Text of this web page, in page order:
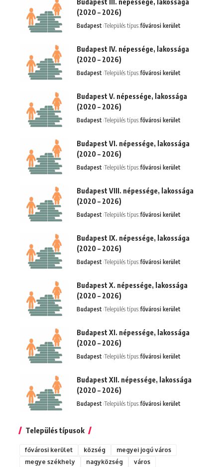
(2020 – 2026)
Budapest Település típus:fővárosi kerület
Budapest IV. népessége, lakossága
(2020 – 2026)
Budapest Település típus:fővárosi kerület
Budapest V. népessége, lakossága
(2020 – 2026)
Budapest Település típus:fővárosi kerület
Budapest VI. népessége, lakossága
(2020 – 2026)
Budapest Település típus:fővárosi kerület
Budapest VIII. népessége, lakossága
(2020 – 2026)
Budapest Település típus:fővárosi kerület
Budapest IX. népessége, lakossága
(2020 – 2026)
Budapest Település típus:fővárosi kerület
Budapest X. népessége, lakossága
(2020 – 2026)
Budapest Település típus:fővárosi kerület
Budapest XI. népessége, lakossága
(2020 – 2026)
Budapest Település típus:fővárosi kerület
Budapest XII. népessége, lakossága
(2020 – 2026)
Budapest Település típus:fővárosi kerület
Település típusok
fővárosi kerület község
megyei jogú város
megye székhely
nagyközség város